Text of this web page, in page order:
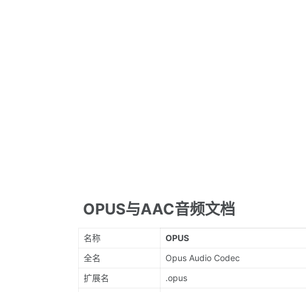
OPUS与AAC音频文档
名称 OPUS
全名
Opus Audio Codec
扩展名
.opus